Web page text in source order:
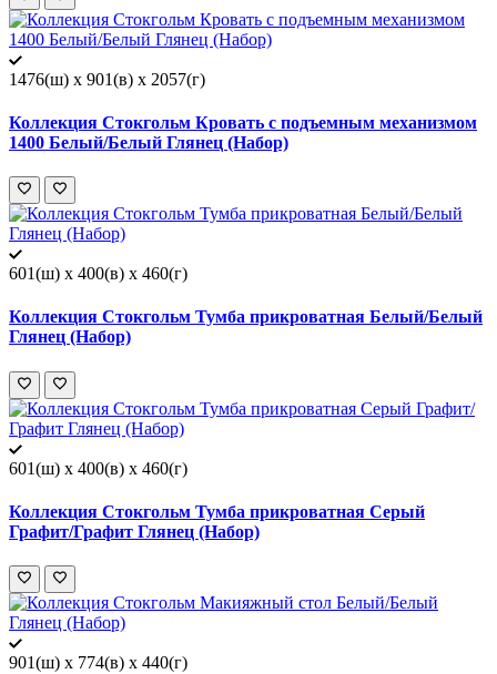
1476(ш) x 901(в) x 2057(г)
Коллекция Стокгольм Кровать с подъемным механизмом
1400 Белый/Белый Глянец (Набор)
601(ш) x 400(в) x 460(г)
Коллекция Стокгольм Тумба прикроватная Белый/Белый
Глянец (Набор)
601(ш) x 400(в) x 460(г)
Коллекция Стокгольм Тумба прикроватная Серый
Графит/Графит Глянец (Набор)
901(ш) x 774(в) x 440(г)